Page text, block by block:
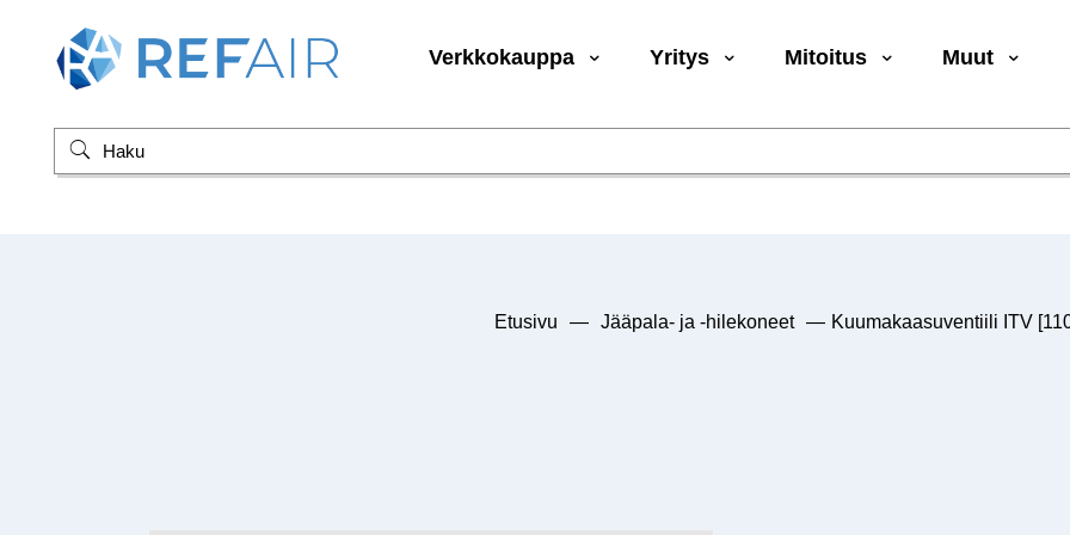
Verkkokauppa Yritys Mitoitus Muut
Etusivu — Jääpala- ja -hilekoneet — Kuumakaasuventiili ITV